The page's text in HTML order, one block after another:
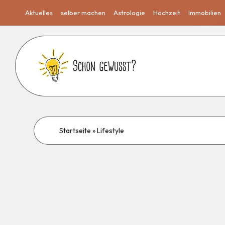
Aktuelles selber machen Astrologie Hochzeit Immobilien
Startseite »Lifestyle